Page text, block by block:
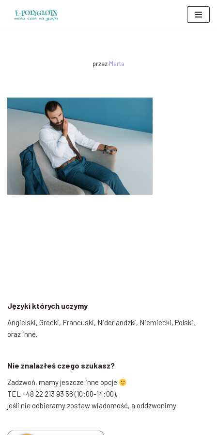
przez Marta
Języki których uczymy
Angielski, Grecki, Francuski, Niderlandzki, Niemiecki, Polski,
oraz inne.
Nie znalazłeś czego szukasz?
Zadzwoń, mamy jeszcze inne opcje
TEL +48 22 213 93 56 (10:00-14:00),
jeśli nie odbieramy zostaw wiadomość, a oddzwonimy